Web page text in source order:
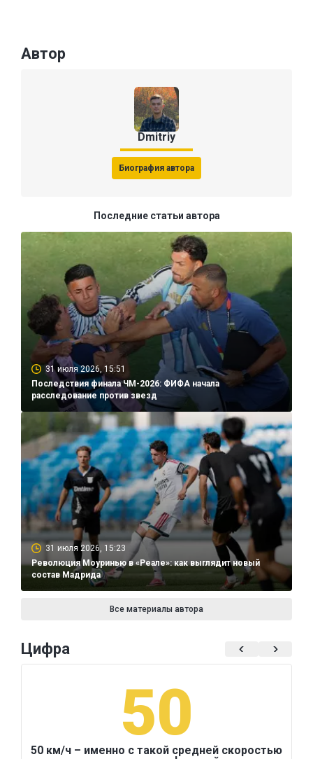
Автор
Dmitriy
Биография автора
Последние статьи автора
31 июля 2026, 15:51
Последствия финала ЧМ-2026: ФИФА начала
расследование против звезд
31 июля 2026, 15:23
Революция Моуринью в «Реале»: как выглядит новый
состав Мадрида
Все материалы автора
Цифра
50
50 км/ч – именно с такой средней скоростью